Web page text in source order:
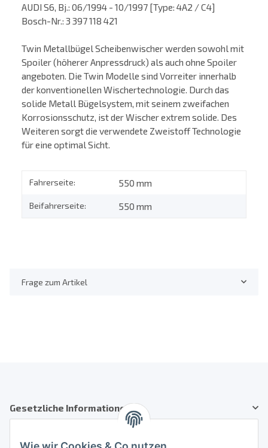
AUDI S6, Bj.: 06/1994 - 10/1997 [Type: 4A2 / C4]
Bosch-Nr.: 3 397 118 421
Twin Metallbügel Scheibenwischer werden sowohl mit
Spoiler (höherer Anpressdruck) als auch ohne Spoiler
angeboten. Die Twin Modelle sind Vorreiter innerhalb
der konventionellen Wischertechnologie. Durch das
solide Metall Bügelsystem, mit seinem zweifachen
Korrosionsschutz, ist der Wischer extrem solide. Des
Weiteren sorgt die verwendete Zweistoff Technologie
für eine optimal Sicht.
Fahrerseite: 550 mm
Beifahrerseite: 550 mm
Frage zum Artikel
Gesetzliche Informationen